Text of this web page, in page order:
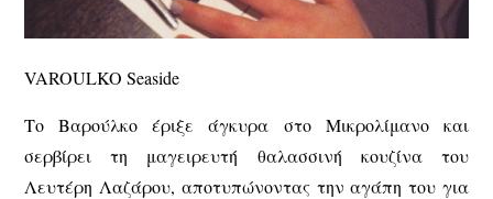
VAROULKO Seaside
Το Βαρούλκο έριξε άγκυρα στο Μικρολίμανο και
σερβίρει τη μαγειρευτή θαλασσινή κουζίνα του
Λευτέρη Λαζάρου, αποτυπώνοντας την αγάπη του για